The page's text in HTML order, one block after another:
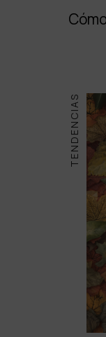
TENDENCIAS